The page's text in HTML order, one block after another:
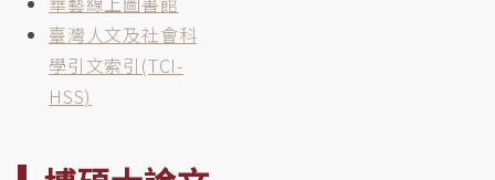
臺灣人文及社會科
學引文索引(TCI-
HSS)